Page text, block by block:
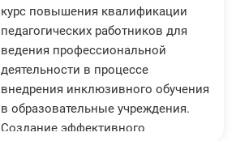
курс повышения квалификации
педагогических работников для
ведения профессиональной
деятельности в процессе
внедрения инклюзивного обучения
в образовательные учреждения.
Создание эффективного